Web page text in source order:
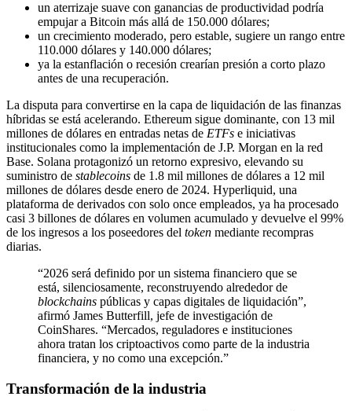
un aterrizaje suave con ganancias de productividad podría
empujar a Bitcoin más allá de 150.000 dólares;
un crecimiento moderado, pero estable, sugiere un rango entre
110.000 dólares y 140.000 dólares;
ya la estanflación o recesión crearían presión a corto plazo
antes de una recuperación.
La disputa para convertirse en la capa de liquidación de las finanzas
híbridas se está acelerando. Ethereum sigue dominante, con 13 mil
millones de dólares en entradas netas de ETFs e iniciativas
institucionales como la implementación de J.P. Morgan en la red
Base. Solana protagonizó un retorno expresivo, elevando su
suministro de stablecoins de 1.8 mil millones de dólares a 12 mil
millones de dólares desde enero de 2024. Hyperliquid, una
plataforma de derivados con solo once empleados, ya ha procesado
casi 3 billones de dólares en volumen acumulado y devuelve el 99%
de los ingresos a los poseedores del token mediante recompras
diarias.
“2026 será definido por un sistema financiero que se
está, silenciosamente, reconstruyendo alrededor de
blockchains públicas y capas digitales de liquidación”,
afirmó James Butterfill, jefe de investigación de
CoinShares. “Mercados, reguladores e instituciones
ahora tratan los criptoactivos como parte de la industria
financiera, y no como una excepción.”
Transformación de la industria